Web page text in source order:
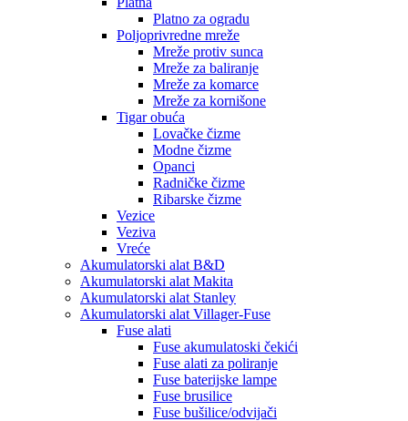
Platno za ogradu
Poljoprivredne mreže
Mreže protiv sunca
Mreže za baliranje
Mreže za komarce
Mreže za kornišone
Tigar obuća
Lovačke čizme
Modne čizme
Opanci
Radničke čizme
Ribarske čizme
Vezice
Veziva
Vreće
Akumulatorski alat B&D
Akumulatorski alat Makita
Akumulatorski alat Stanley
Akumulatorski alat Villager-Fuse
Fuse alati
Fuse akumulatoski čekići
Fuse alati za poliranje
Fuse baterijske lampe
Fuse brusilice
Fuse bušilice/odvijači